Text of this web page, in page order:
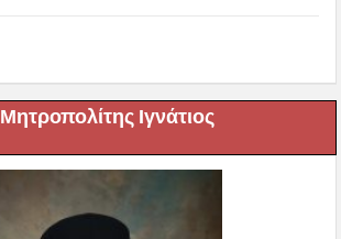
Μητροπολίτης Ιγνάτιος